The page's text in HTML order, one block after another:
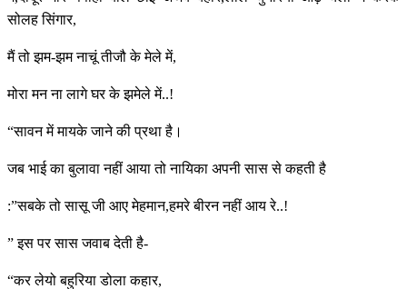
सोलह सिंगार,
मैं तो झम-झम नाचूं तीजौ के मेले में,
मोरा मन ना लागे घर के झमेले में..!
“सावन में मायके जाने की प्रथा है।
जब भाई का बुलावा नहीं आया तो नायिका अपनी सास से कहती है
:”सबके तो सासू जी आए मेहमान,हमरे बीरन नहीं आय रे..!
” इस पर सास जवाब देती है-
“कर लेयो बहुरिया डोला कहार,